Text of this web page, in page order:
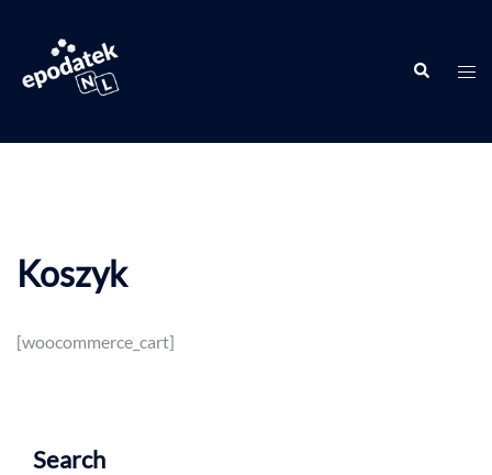
Koszyk
[woocommerce_cart]
Search